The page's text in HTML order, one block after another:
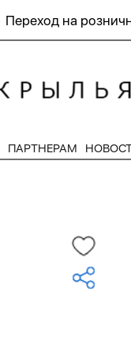
Переход на
ПАРТНЕРАМ